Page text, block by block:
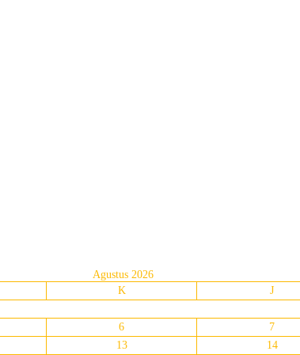
Agustus 2026
K J
6 7
13 14